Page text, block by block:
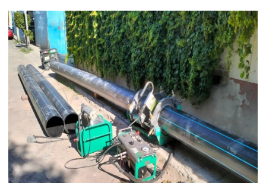
funcionamiento o un primer plano de su último
proyecto, su creatividad podría generar emocionantes
premios.